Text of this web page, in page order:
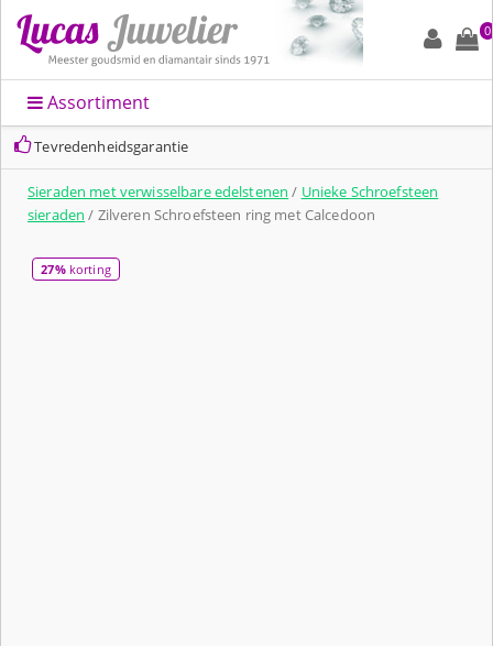
0
Assortiment
Tevredenheidsgarantie
Sieraden met verwisselbare edelstenen / Unieke Schroefsteen
sieraden / Zilveren Schroefsteen ring met Calcedoon
27%korting